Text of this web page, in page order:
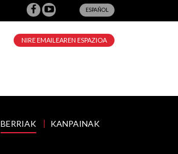
ESPAÑOL
NIRE EMAILEAREN ESPAZIOA
BERRIAK KANPAINAK